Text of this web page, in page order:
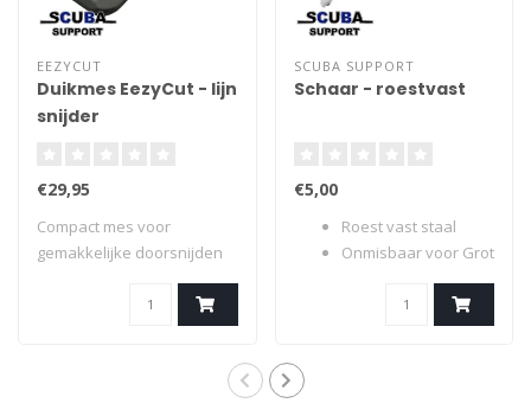
EEZYCUT
Duikmes EezyCut - lijn
snijder
€29,95
Compact mes voor
gemakkelijke doorsnijden
SCUBA SUPPORT
Schaar - roestvast
€5,00
Roest vast staal
Onmisbaar voor Grot